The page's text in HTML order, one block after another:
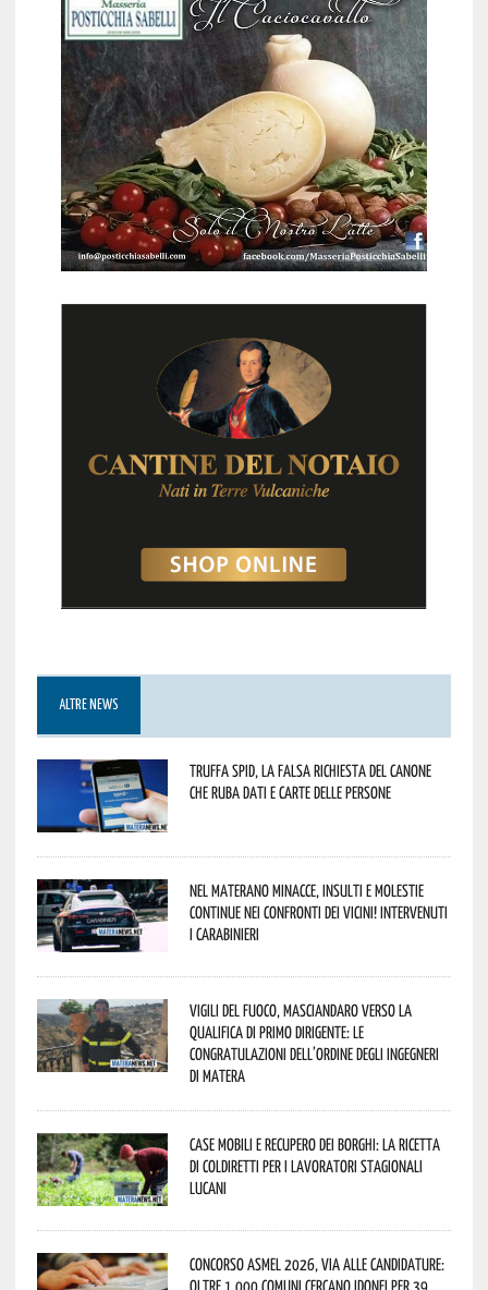
ALTRE NEWS
Truffa Spid, la falsa richiesta del canone
che ruba dati e carte delle persone
Nel materano minacce, insulti e molestie
continue nei confronti dei vicini! Intervenuti
i Carabinieri
Vigili del Fuoco, Masciandaro verso la
qualifica di Primo Dirigente: le
congratulazioni dell’Ordine degli Ingegneri
di Matera
Case mobili e recupero dei borghi: la ricetta
di Coldiretti per i lavoratori stagionali
lucani
Concorso Asmel 2026, via alle candidature:
oltre 1.000 Comuni cercano idonei per 39